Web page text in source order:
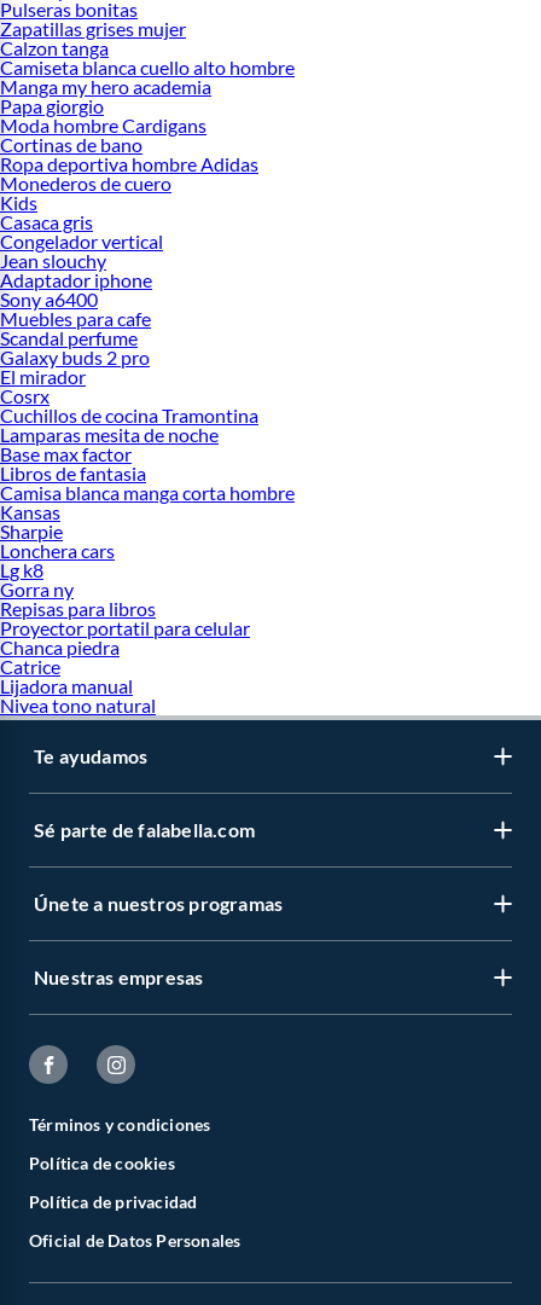
Pulseras bonitas
Zapatillas grises mujer
Calzon tanga
Camiseta blanca cuello alto hombre
Manga my hero academia
Papa giorgio
Moda hombre Cardigans
Cortinas de bano
Ropa deportiva hombre Adidas
Monederos de cuero
Kids
Casaca gris
Congelador vertical
Jean slouchy
Adaptador iphone
Sony a6400
Muebles para cafe
Scandal perfume
Galaxy buds 2 pro
El mirador
Cosrx
Cuchillos de cocina Tramontina
Lamparas mesita de noche
Base max factor
Libros de fantasia
Camisa blanca manga corta hombre
Kansas
Sharpie
Lonchera cars
Lg k8
Gorra ny
Repisas para libros
Proyector portatil para celular
Chanca piedra
Catrice
Lijadora manual
Nivea tono natural
Te ayudamos
Sé parte de falabella.com
Únete a nuestros programas
Nuestras empresas
Términos y condiciones
Política de cookies
Política de privacidad
Oficial de Datos Personales